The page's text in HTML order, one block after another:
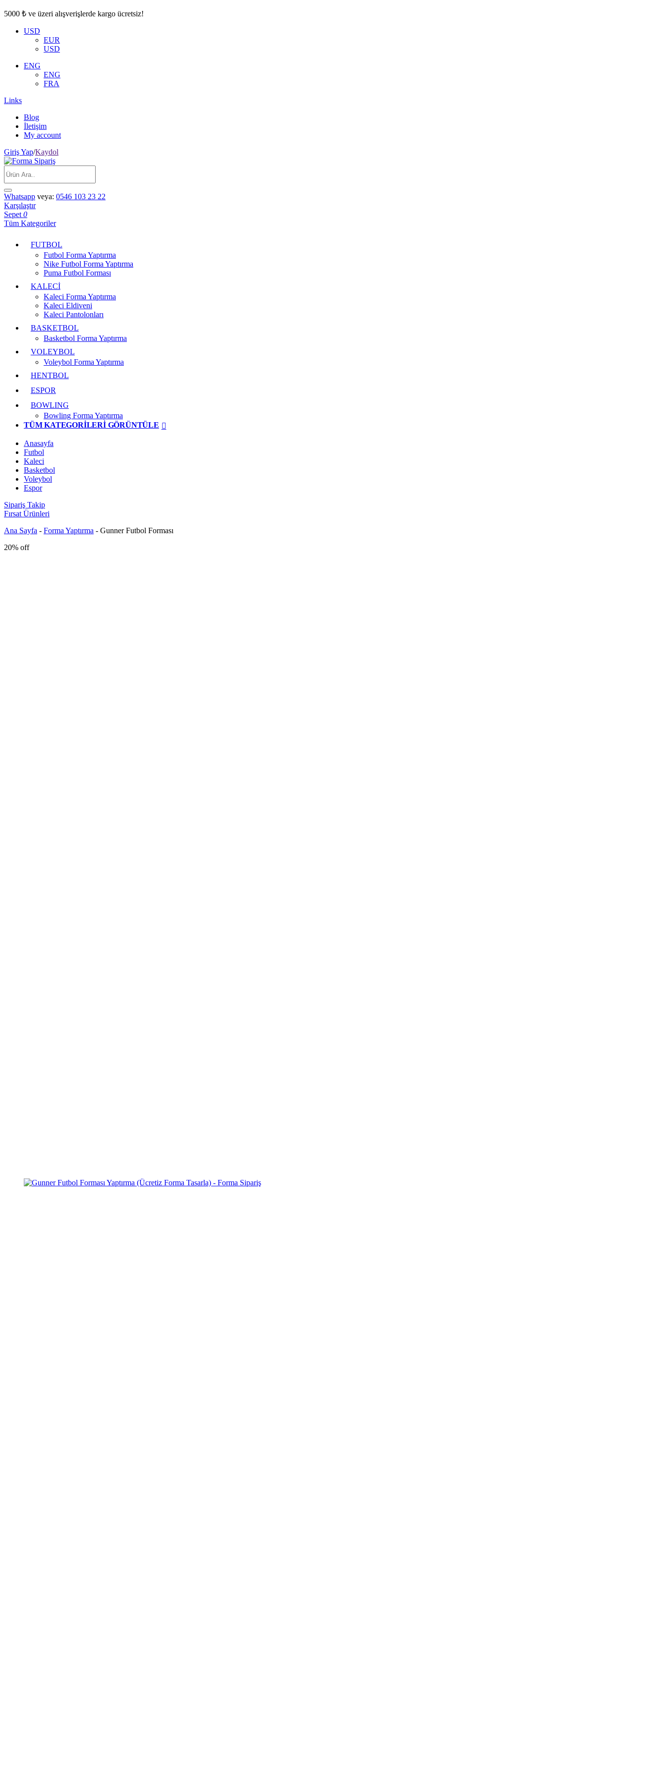
5000 ₺ ve üzeri alışverişlerde kargo ücretsiz!
USD
EUR
USD
ENG
ENG
FRA
Links
Blog
İletişim
My account
Giriş Yap/Kaydol
Whatsapp veya: 0546 103 23 22
Karşılaştır
Sepet 0
Tüm Kategoriler
FUTBOL
Futbol Forma Yaptırma
Nike Futbol Forma Yaptırma
Puma Futbol Forması
KALECİ
Kaleci Forma Yaptırma
Kaleci Eldiveni
Kaleci Pantolonları
BASKETBOL
Basketbol Forma Yaptırma
VOLEYBOL
Voleybol Forma Yaptırma
HENTBOL
ESPOR
BOWLING
Bowling Forma Yaptırma
TÜM KATEGORILERI GÖRÜNTÜLE
Anasayfa
Futbol
Kaleci
Basketbol
Voleybol
Espor
Sipariş Takip
Fırsat Ürünleri
Ana Sayfa - Forma Yaptırma - Gunner Futbol Forması
20% off